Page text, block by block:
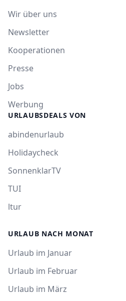
Wir über uns
Newsletter
Kooperationen
Presse
Jobs
Werbung
URLAUBSDEALS VON
abindenurlaub
Holidaycheck
SonnenklarTV
TUI
ltur
URLAUB NACH MONAT
Urlaub im Januar
Urlaub im Februar
Urlaub im März